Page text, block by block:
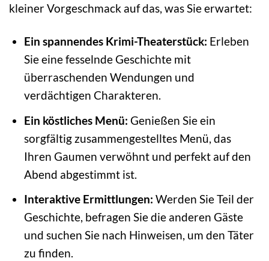
kleiner Vorgeschmack auf das, was Sie erwartet:
Ein spannendes Krimi-Theaterstück: Erleben
Sie eine fesselnde Geschichte mit
überraschenden Wendungen und
verdächtigen Charakteren.
Ein köstliches Menü: Genießen Sie ein
sorgfältig zusammengestelltes Menü, das
Ihren Gaumen verwöhnt und perfekt auf den
Abend abgestimmt ist.
Interaktive Ermittlungen: Werden Sie Teil der
Geschichte, befragen Sie die anderen Gäste
und suchen Sie nach Hinweisen, um den Täter
zu finden.